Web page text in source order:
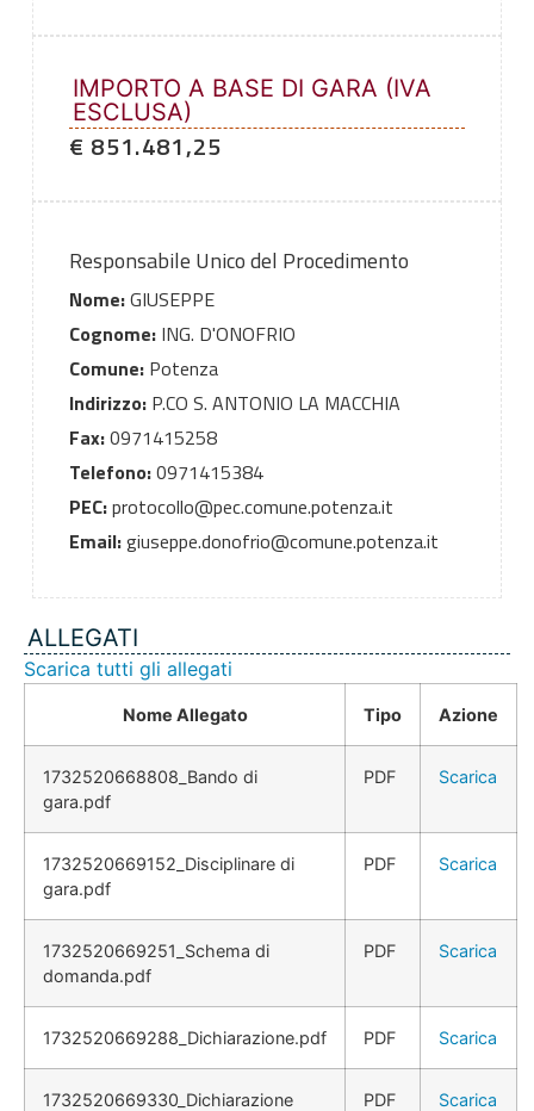
IMPORTO A BASE DI GARA (IVA
ESCLUSA)
€ 851.481,25
Responsabile Unico del Procedimento
Nome:GIUSEPPE
Cognome:ING. D'ONOFRIO
Comune:Potenza
Indirizzo:P.CO S. ANTONIO LA MACCHIA
Fax:0971415258
Telefono:0971415384
PEC:protocollo@pec.comune.potenza.it
Email:giuseppe.donofrio@comune.potenza.it
ALLEGATI
Scarica tutti gli allegati
Nome Allegato Tipo Azione
1732520668808_Bando di
gara.pdf
PDF Scarica
1732520669152_Disciplinare di
gara.pdf
PDF Scarica
1732520669251_Schema di
domanda.pdf
PDF Scarica
1732520669288_Dichiarazione.pdf PDF Scarica
1732520669330_Dichiarazione
PDF Scarica